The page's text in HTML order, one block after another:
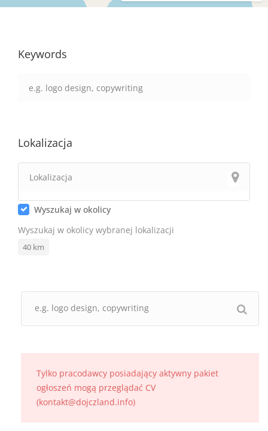
Keywords
Lokalizacja
Wyszukaj w okolicy
Wyszukaj w okolicy wybranej lokalizacji
40 km
Tylko pracodawcy posiadający aktywny pakiet
ogłoszeń mogą przeglądać CV
(kontakt@dojczland.info)